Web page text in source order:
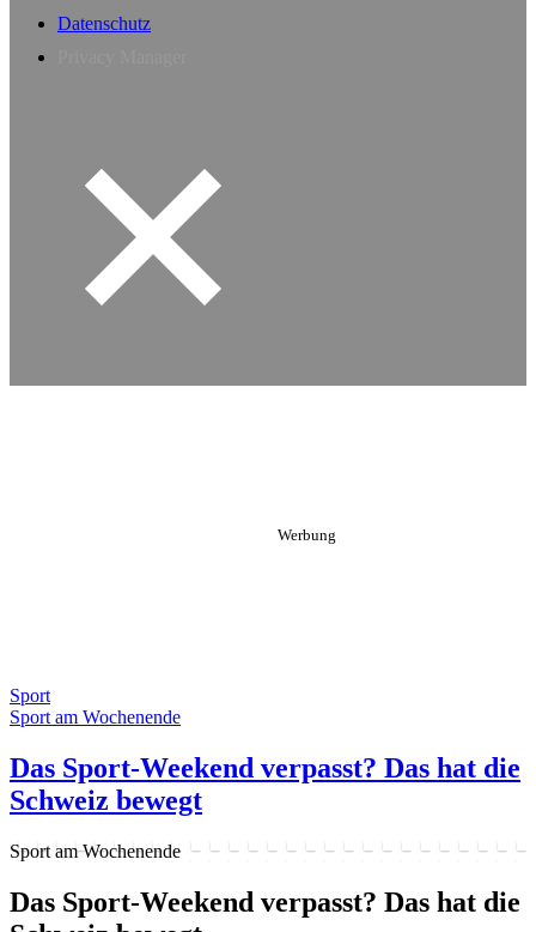
Datenschutz
Sport
Sport am Wochenende
Das Sport-Weekend verpasst? Das hat die
Schweiz bewegt
Sport am Wochenende
Das Sport-Weekend verpasst? Das hat die